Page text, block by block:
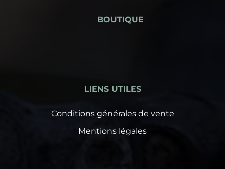
BOUTIQUE
LIENS UTILES
Conditions générales de vente
Mentions légales